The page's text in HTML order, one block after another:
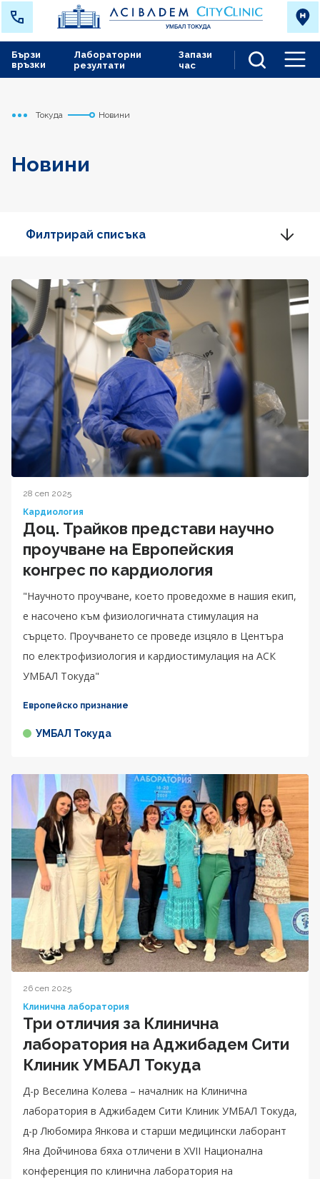
Лабораторни
резултати
Запази
час
Бързи
връзки
Начало
Токуда Новини
Новини
Филтрирай списъка
28 сеп 2025
Кардиология
Доц. Трайков представи научно
проучване на Европейския
конгрес по кардиология
"Научното проучване, което проведохме в нашия екип,
е насочено към физиологичната стимулация на
сърцето. Проучването се проведе изцяло в Центъра
по електрофизиология и кардиостимулация на АСК
УМБАЛ Токуда"
Европейско признание
УМБАЛ Токуда
26 сеп 2025
Клинична лаборатория
Три отличия за Клинична
лаборатория на Аджибадем Сити
Клиник УМБАЛ Токуда
Д-р Веселина Колева – началник на Клинична
лаборатория в Аджибадем Сити Клиник УМБАЛ Токуда,
д-р Любомира Янкова и старши медицински лаборант
Яна Дойчинова бяха отличени в XVII Национална
конференция по клинична лаборатория на